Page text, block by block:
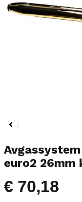
euro2 26mm
€ 70,18